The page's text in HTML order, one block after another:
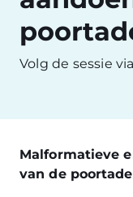
Volg de sessie
Malformatieve
van de